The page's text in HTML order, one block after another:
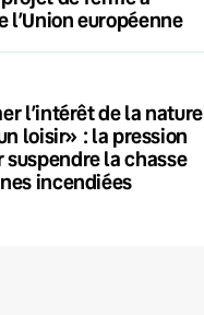
l’Union européenne
l’intérêt de la nature
loisir» : la pression
suspendre la chasse
incendiées